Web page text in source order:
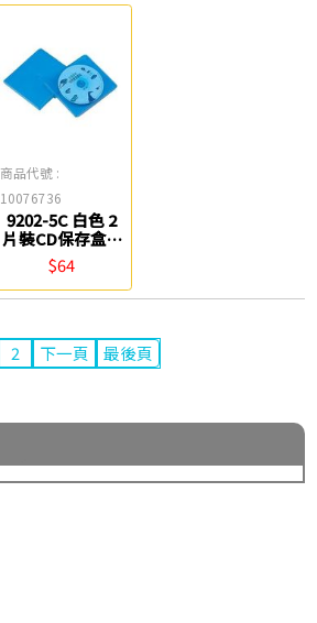
商品代號 :
10076736
9202-5C 白色 2
片裝CD保存盒(5
入) Flying
$64
2 下一頁 最後頁